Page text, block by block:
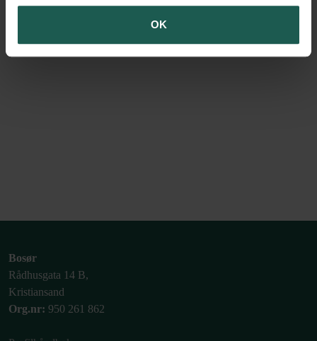
OK
Bosør
Rådhusgata 14 B,
Kristiansand
Org.nr: 950 261 862